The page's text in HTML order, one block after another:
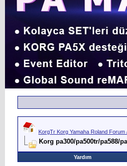
KorgTr Korg Yamaha Roland
Korg pa300/pa500tr/pa588/
Yardım